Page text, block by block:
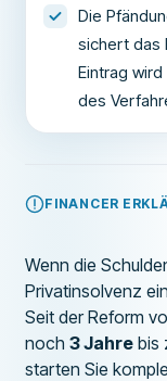
Die
sichert das
Eintrag
des
FINANCER
Wenn die
Privatinsolvenz
Seit der Reform
noch3 Jahre bis
starten Sie